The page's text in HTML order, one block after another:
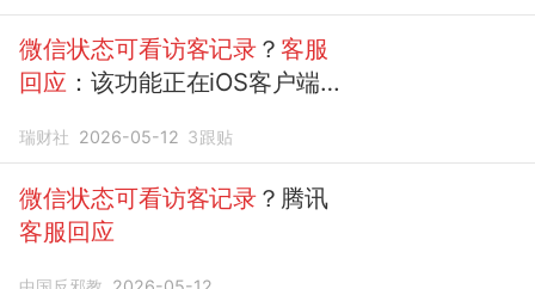
微信状态可看访客记录 ？ 客服
回应 ：该功能正在iOS客户端
瑞财社 2026-05-12 3跟贴
微信状态可看访客记录 ？腾讯
客服回应